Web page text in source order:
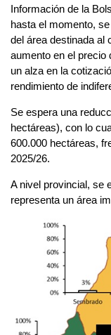
Información de la
hasta el momento,
del área destinada al
aumento en el precio
un alza en la
rendimiento de
Se espera una
hectáreas), con lo
600.000 hectáreas,
2025/26.
A nivel provincial, se
representa un área